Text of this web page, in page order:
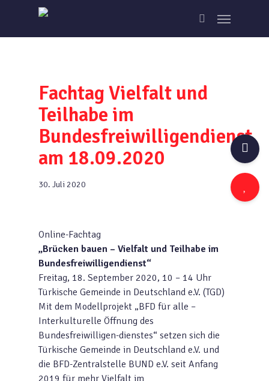
main
search
Menu
Fachtag Vielfalt und
Teilhabe im
Bundesfreiwilligendienst
am 18.09.2020
30. Juli 2020
Online-Fachtag
„Brücken bauen – Vielfalt und Teilhabe im
Bundesfreiwilligendienst“
Freitag, 18. September 2020, 10 – 14 Uhr
Türkische Gemeinde in Deutschland e.V. (TGD)
Mit dem Modellprojekt „BFD für alle –
Interkulturelle Öffnung des
Bundesfreiwilligen-dienstes“ setzen sich die
Türkische Gemeinde in Deutschland e.V. und
die BFD-Zentralstelle BUND e.V. seit Anfang
2019 für mehr Vielfalt im